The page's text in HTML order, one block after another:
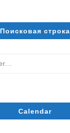
Поисковая строка
Calendar